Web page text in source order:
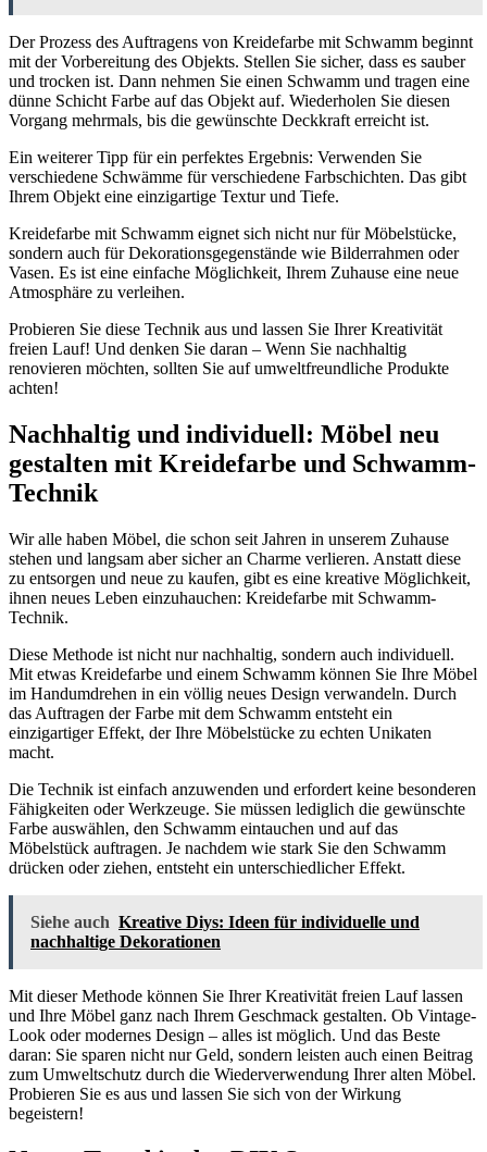
Der Prozess des Auftragens von Kreidefarbe mit Schwamm beginnt
mit der Vorbereitung des Objekts. Stellen Sie sicher, dass es sauber
und trocken ist. Dann nehmen Sie einen Schwamm und tragen eine
dünne Schicht Farbe auf das Objekt auf. Wiederholen Sie diesen
Vorgang mehrmals, bis die gewünschte Deckkraft erreicht ist.
Ein weiterer Tipp für ein perfektes Ergebnis: Verwenden Sie
verschiedene Schwämme für verschiedene Farbschichten. Das gibt
Ihrem Objekt eine einzigartige Textur und Tiefe.
Kreidefarbe mit Schwamm eignet sich nicht nur für Möbelstücke,
sondern auch für Dekorationsgegenstände wie Bilderrahmen oder
Vasen. Es ist eine einfache Möglichkeit, Ihrem Zuhause eine neue
Atmosphäre zu verleihen.
Probieren Sie diese Technik aus und lassen Sie Ihrer Kreativität
freien Lauf! Und denken Sie daran – Wenn Sie nachhaltig
renovieren möchten, sollten Sie auf umweltfreundliche Produkte
achten!
Nachhaltig und individuell: Möbel neu
gestalten mit Kreidefarbe und Schwamm-
Technik
Wir alle haben Möbel, die schon seit Jahren in unserem Zuhause
stehen und langsam aber sicher an Charme verlieren. Anstatt diese
zu entsorgen und neue zu kaufen, gibt es eine kreative Möglichkeit,
ihnen neues Leben einzuhauchen: Kreidefarbe mit Schwamm-
Technik.
Diese Methode ist nicht nur nachhaltig, sondern auch individuell.
Mit etwas Kreidefarbe und einem Schwamm können Sie Ihre Möbel
im Handumdrehen in ein völlig neues Design verwandeln. Durch
das Auftragen der Farbe mit dem Schwamm entsteht ein
einzigartiger Effekt, der Ihre Möbelstücke zu echten Unikaten
macht.
Die Technik ist einfach anzuwenden und erfordert keine besonderen
Fähigkeiten oder Werkzeuge. Sie müssen lediglich die gewünschte
Farbe auswählen, den Schwamm eintauchen und auf das
Möbelstück auftragen. Je nachdem wie stark Sie den Schwamm
drücken oder ziehen, entsteht ein unterschiedlicher Effekt.
Siehe auch Kreative Diys: Ideen für individuelle und
nachhaltige Dekorationen
Mit dieser Methode können Sie Ihrer Kreativität freien Lauf lassen
und Ihre Möbel ganz nach Ihrem Geschmack gestalten. Ob Vintage-
Look oder modernes Design – alles ist möglich. Und das Beste
daran: Sie sparen nicht nur Geld, sondern leisten auch einen Beitrag
zum Umweltschutz durch die Wiederverwendung Ihrer alten Möbel.
Probieren Sie es aus und lassen Sie sich von der Wirkung
begeistern!